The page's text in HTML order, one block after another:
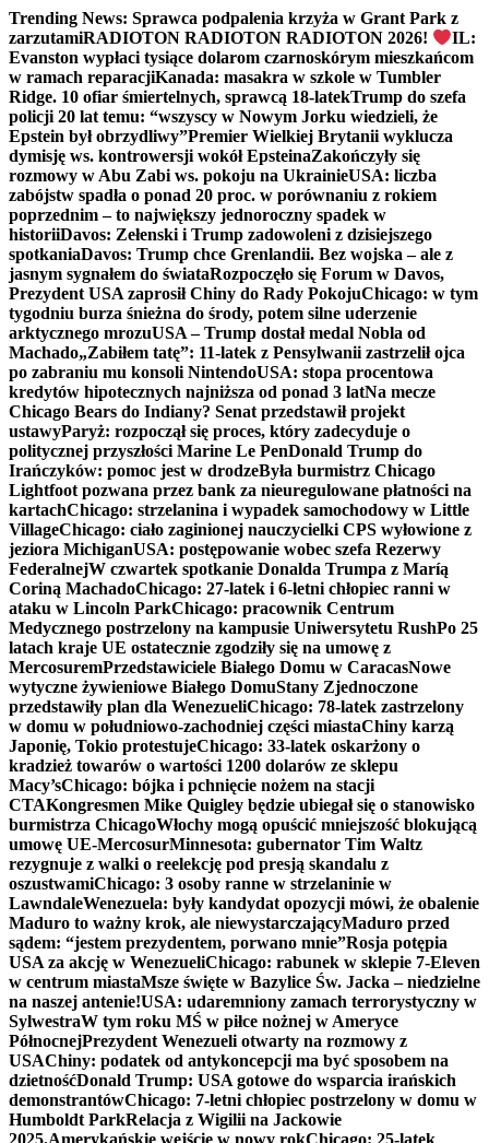
Trending News: Sprawca podpalenia krzyża w Grant Park z
zarzutamiRADIOTON RADIOTON RADIOTON 2026!
IL:
Evanston wypłaci tysiące dolarom czarnoskórym mieszkańcom
w ramach reparacjiKanada: masakra w szkole w Tumbler
Ridge. 10 ofiar śmiertelnych, sprawcą 18-latekTrump do szefa
policji 20 lat temu: “wszyscy w Nowym Jorku wiedzieli, że
Epstein był obrzydliwy”Premier Wielkiej Brytanii wyklucza
dymisję ws. kontrowersji wokół EpsteinaZakończyły się
rozmowy w Abu Zabi ws. pokoju na UkrainieUSA: liczba
zabójstw spadła o ponad 20 proc. w porównaniu z rokiem
poprzednim – to największy jednoroczny spadek w
historiiDavos: Zełenski i Trump zadowoleni z dzisiejszego
spotkaniaDavos: Trump chce Grenlandii. Bez wojska – ale z
jasnym sygnałem do świataRozpoczęło się Forum w Davos,
Prezydent USA zaprosił Chiny do Rady PokojuChicago: w tym
tygodniu burza śnieżna do środy, potem silne uderzenie
arktycznego mrozuUSA – Trump dostał medal Nobla od
Machado„Zabiłem tatę”: 11-latek z Pensylwanii zastrzelił ojca
po zabraniu mu konsoli NintendoUSA: stopa procentowa
kredytów hipotecznych najniższa od ponad 3 latNa mecze
Chicago Bears do Indiany? Senat przedstawił projekt
ustawyParyż: rozpoczął się proces, który zadecyduje o
politycznej przyszłości Marine Le PenDonald Trump do
Irańczyków: pomoc jest w drodzeByła burmistrz Chicago
Lightfoot pozwana przez bank za nieuregulowane płatności na
kartachChicago: strzelanina i wypadek samochodowy w Little
VillageChicago: ciało zaginionej nauczycielki CPS wyłowione z
jeziora MichiganUSA: postępowanie wobec szefa Rezerwy
FederalnejW czwartek spotkanie Donalda Trumpa z Maríą
Coriną MachadoChicago: 27-latek i 6-letni chłopiec ranni w
ataku w Lincoln ParkChicago: pracownik Centrum
Medycznego postrzelony na kampusie Uniwersytetu RushPo 25
latach kraje UE ostatecznie zgodziły się na umowę z
MercosuremPrzedstawiciele Białego Domu w CaracasNowe
wytyczne żywieniowe Białego DomuStany Zjednoczone
przedstawiły plan dla WenezueliChicago: 78-latek zastrzelony
w domu w południowo-zachodniej części miastaChiny karzą
Japonię, Tokio protestujeChicago: 33-latek oskarżony o
kradzież towarów o wartości 1200 dolarów ze sklepu
Macy’sChicago: bójka i pchnięcie nożem na stacji
CTAKongresmen Mike Quigley będzie ubiegał się o stanowisko
burmistrza ChicagoWłochy mogą opuścić mniejszość blokującą
umowę UE-MercosurMinnesota: gubernator Tim Waltz
rezygnuje z walki o reelekcję pod presją skandalu z
oszustwamiChicago: 3 osoby ranne w strzelaninie w
LawndaleWenezuela: były kandydat opozycji mówi, że obalenie
Maduro to ważny krok, ale niewystarczającyMaduro przed
sądem: “jestem prezydentem, porwano mnie”Rosja potępia
USA za akcję w WenezueliChicago: rabunek w sklepie 7-Eleven
w centrum miastaMsze święte w Bazylice Św. Jacka – niedzielne
na naszej antenie!USA: udaremniony zamach terrorystyczny w
SylwestraW tym roku MŚ w piłce nożnej w Ameryce
PółnocnejPrezydent Wenezueli otwarty na rozmowy z
USAChiny: podatek od antykoncepcji ma być sposobem na
dzietnośćDonald Trump: USA gotowe do wsparcia irańskich
demonstrantówChicago: 7-letni chłopiec postrzelony w domu w
Humboldt ParkRelacja z Wigilii na Jackowie